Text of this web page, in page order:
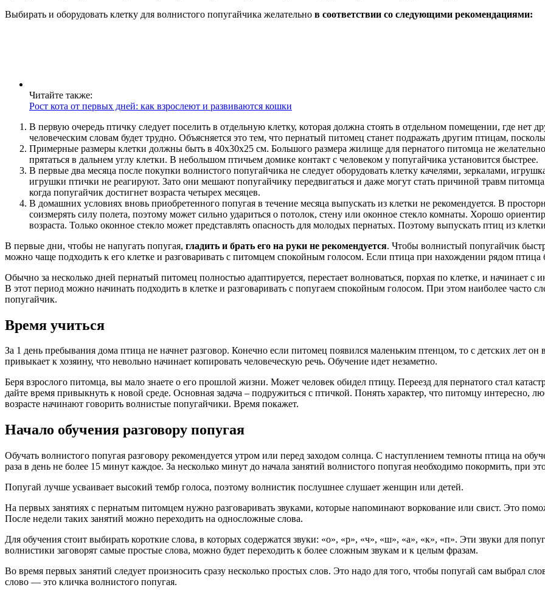
Выбирать и оборудовать клетку для волнистого попугайчика желательно в соответствии со следующими рекомендациями:
Читайте также:
Рост кота от первых дней: как взрослеют и развиваются кошки
В первую очередь птичку следует поселить в отдельную клетку, которая должна стоять в отдельном помещении, где нет
человеческим словам будет трудно. Объясняется это тем, что пернатый питомец станет подражать другим птицам,
Примерные размеры клетки должны быть в 40х30х25 см. Большого размера жилище для пернатого питомца не
прятаться в дальнем углу клетки. В небольшом птичьем домике контакт с человеком у попугайчика установится быстрее.
В первые два месяца после покупки волнистого попугайчика не следует оборудовать клетку качелями, зеркалами,
игрушки птички не реагируют. Зато они мешают попугайчику передвигаться и даже могут стать причиной травм
когда попугайчик достигнет возраста четырех месяцев.
В домашних условиях вновь приобретенного попугая в течение месяца выпускать из клетки не рекомендуется. В
соизмерять силу полета, поэтому может сильно удариться о потолок, стену или оконное стекло комнаты. Хорошо
возраста. Только оконное стекло может представлять опасность для молодых пернатых. Поэтому выпускать птиц из
В первые дни, чтобы не напугать попугая, гладить и брать его на руки не рекомендуется. Чтобы волнистый попугайчик
можно чаще подходить к его клетке и разговаривать с питомцем спокойным голосом. Если птица при нахождении рядом птица
Обычно за несколько дней пернатый питомец полностью адаптируется, перестает волноваться, порхая по клетке, и начинает
В этот период можно начинать подходить в клетке и разговаривать с попугаем спокойным голосом. При этом наиболее часто
попугайчик.
Время учиться
За 1 день пребывания дома птица не начнет разговор. Конечно если питомец появился маленьким птенцом, то с детских лет
привыкает к хозяину, что невольно начинает копировать человеческую речь. Обучение идет незаметно.
Беря взрослого питомца, вы мало знаете о его прошлой жизни. Может человек обидел птицу. Переезд для пернатого стал
дайте время привыкнуть к новой среде. Основная задача – подружиться с птичкой. Понять характер, что питомцу интересно,
возрасте начинают говорить волнистые попугайчики. Время покажет.
Начало обучения разговору попугая
Обучать волнистого попугая разговору рекомендуется утром или перед заходом солнца. С наступлением темноты птица на
раза в день не более 15 минут каждое. За несколько минут до начала занятий волнистого попугая необходимо покормить, при
Попугай лучше усваивает высокий тембр голоса, поэтому волнистик послушнее слушает женщин или детей.
На первых занятиях с пернатым питомцем нужно разговаривать звуками, которые напоминают воркование или свист. Это
После недели таких занятий можно переходить на односложные слова.
Для обучения стоит выбирать короткие слова, в которых содержатся звуки: «о», «р», «ч», «ш», «а», «к», «п». Эти звуки для
волнистики заговорят самые простые слова, можно будет переходить к более сложным звукам и к целым фразам.
Во время первых занятий следует произносить сразу несколько простых слов. Это надо для того, чтобы попугай сам выбрал
слово — это кличка волнистого попугая.